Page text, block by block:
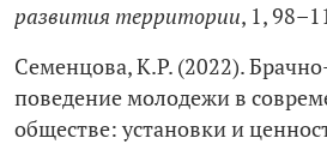
развития территории, 1,
Семенцова, К.Р. (2022).
поведение молодежи в
обществе: установки и